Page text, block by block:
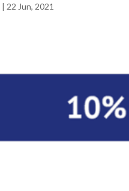
| 22 Jun, 2021